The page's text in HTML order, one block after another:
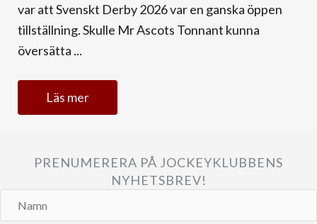
var att Svenskt Derby 2026 var en ganska öppen
tillställning. Skulle Mr Ascots Tonnant kunna
översätta ...
Läs mer
PRENUMERERA PÅ JOCKEYKLUBBENS
NYHETSBREV!
Namn